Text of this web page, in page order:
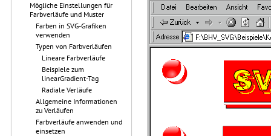
Mögliche Einstellungen für
Farbverläufe und Muster
Farben in SVG-Grafiken
verwenden
Typen von Farbverläufen
Lineare Farbverläufe
Beispiele zum
linearGradient-Tag
Radiale Verläufe
Allgemeine Informationen
zu Verläufen
Farbverläufe anwenden und
einsetzen